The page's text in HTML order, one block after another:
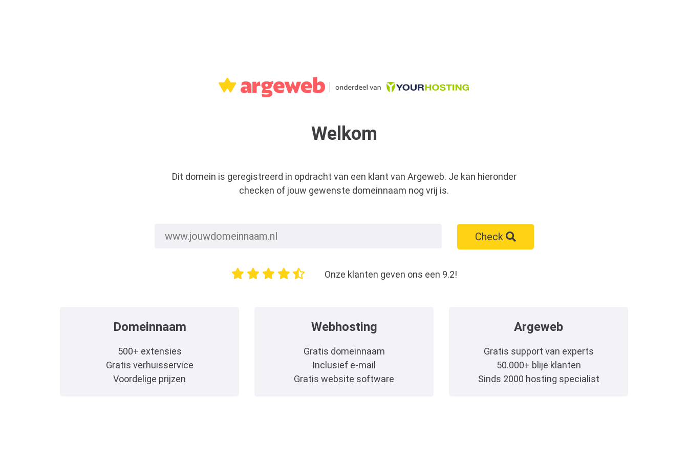
Welkom
Dit domein is geregistreerd in opdracht van een klant van Argeweb. Je kan hieronder
checken of jouw gewenste domeinnaam nog vrij is.
Check
Onze klanten geven ons een 9.2!
Domeinnaam
500+ extensies
Gratis verhuisservice
Voordelige prijzen
Webhosting
Gratis domeinnaam
Inclusief e-mail
Gratis website software
Argeweb
Gratis support van experts
50.000+ blije klanten
Sinds 2000 hosting specialist